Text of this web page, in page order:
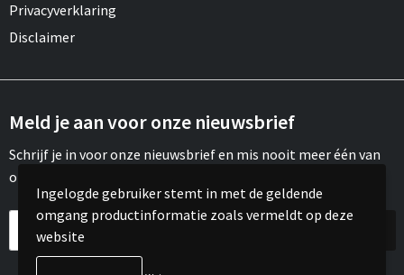
Privacyverklaring
Disclaimer
Meld je aan voor onze nieuwsbrief
Schrijf je in voor onze nieuwsbrief en mis nooit meer één van
onze leuke aanbiedingen of updates.
Ingelogde gebruiker stemt in met de geldende
omgang productinformatie zoals vermeldt op deze
website